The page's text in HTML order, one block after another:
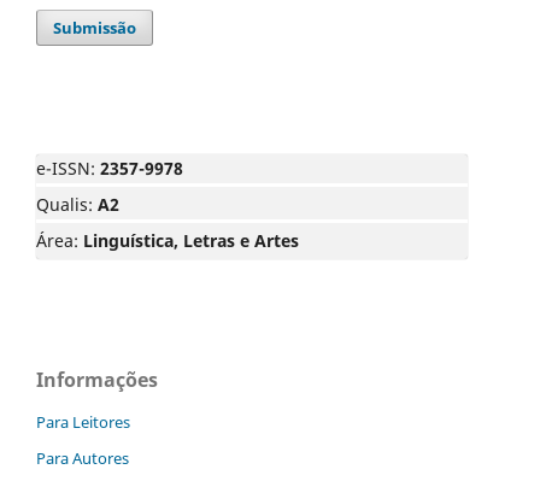
Submissão
e-ISSN: 2357-9978
Qualis: A2
Área: Linguística, Letras e Artes
Informações
Para Leitores
Para Autores